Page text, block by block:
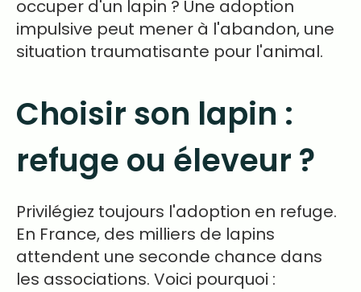
occuper d'un lapin ? Une adoption
impulsive peut mener à l'abandon, une
situation traumatisante pour l'animal.
Choisir son lapin :
refuge ou éleveur ?
Privilégiez toujours l'adoption en refuge.
En France, des milliers de lapins
attendent une seconde chance dans
les associations. Voici pourquoi :